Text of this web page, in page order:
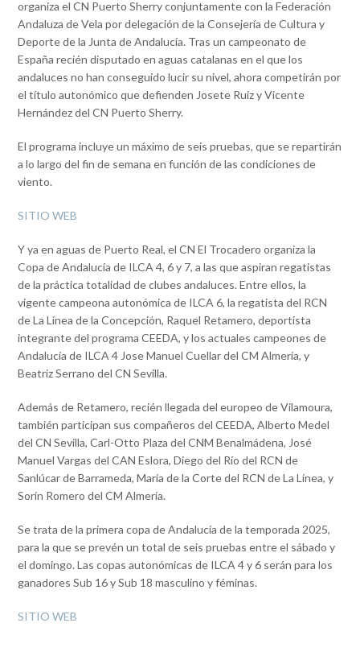
organiza el CN Puerto Sherry conjuntamente con la Federación
Andaluza de Vela por delegación de la Consejería de Cultura y
Deporte de la Junta de Andalucía. Tras un campeonato de
España recién disputado en aguas catalanas en el que los
andaluces no han conseguido lucir su nivel, ahora competirán por
el título autonómico que defienden Josete Ruiz y Vicente
Hernández del CN Puerto Sherry.
El programa incluye un máximo de seis pruebas, que se repartirán
a lo largo del fin de semana en función de las condiciones de
viento.
SITIO WEB
Y ya en aguas de Puerto Real, el CN El Trocadero organiza la
Copa de Andalucía de ILCA 4, 6 y 7, a las que aspiran regatistas
de la práctica totalidad de clubes andaluces. Entre ellos, la
vigente campeona autonómica de ILCA 6, la regatista del RCN
de La Línea de la Concepción, Raquel Retamero, deportista
integrante del programa CEEDA, y los actuales campeones de
Andalucía de ILCA 4 Jose Manuel Cuellar del CM Almería, y
Beatriz Serrano del CN Sevilla.
Además de Retamero, recién llegada del europeo de Vilamoura,
también participan sus compañeros del CEEDA, Alberto Medel
del CN Sevilla, Carl-Otto Plaza del CNM Benalmádena, José
Manuel Vargas del CAN Eslora, Diego del Río del RCN de
Sanlúcar de Barrameda, María de la Corte del RCN de La Línea, y
Sorín Romero del CM Almería.
Se trata de la primera copa de Andalucía de la temporada 2025,
para la que se prevén un total de seis pruebas entre el sábado y
el domingo. Las copas autonómicas de ILCA 4 y 6 serán para los
ganadores Sub 16 y Sub 18 masculino y féminas.
SITIO WEB